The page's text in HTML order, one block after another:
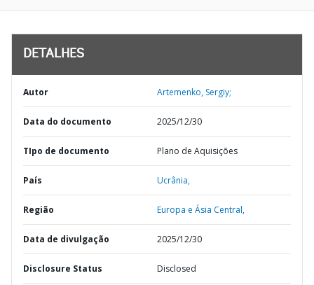
DETALHES
Autor Artemenko, Sergiy;
Data do documento 2025/12/30
TIpo de documento Plano de Aquisições
País Ucrânia,
Região Europa e Ásia Central,
Data de divulgação 2025/12/30
Disclosure Status Disclosed